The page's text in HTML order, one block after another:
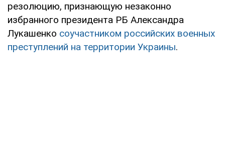
резолюцию, признающую незаконно
избранного президента РБ Александра
Лукашенко соучастником российских военных
преступлений на территории Украины.